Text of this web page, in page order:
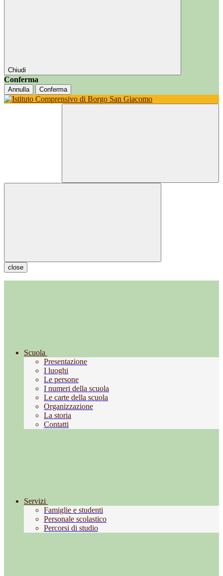
Chiudi
Conferma
Annulla Conferma
close
Scuola
Presentazione
I luoghi
Le persone
I numeri della scuola
Le carte della scuola
Organizzazione
La storia
Contatti
Servizi
Famiglie e studenti
Personale scolastico
Percorsi di studio